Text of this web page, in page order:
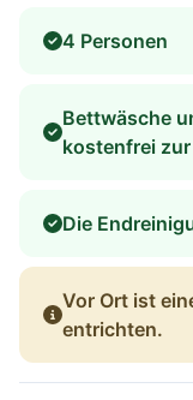
4 Personen
Bettwäsche
kostenfrei
Die
Vor Ort ist
entrichten.